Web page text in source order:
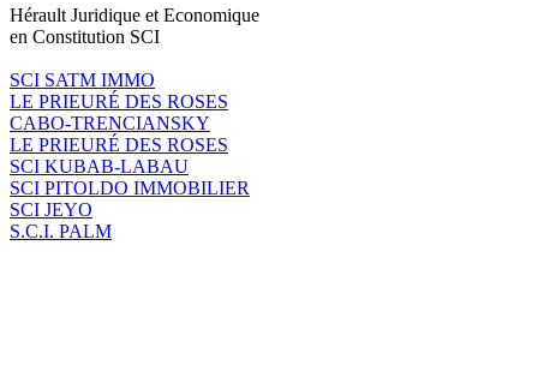
Hérault Juridique et Economique
en Constitution SCI
SCI SATM IMMO
LE PRIEURÉ DES ROSES
CABO-TRENCIANSKY
LE PRIEURÉ DES ROSES
SCI KUBAB-LABAU
SCI PITOLDO IMMOBILIER
SCI JEYO
S.C.I. PALM